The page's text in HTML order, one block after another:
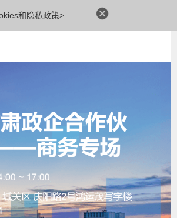
和隐私政策>